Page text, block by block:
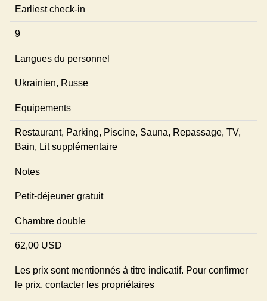
Earliest check-in
9
Langues du personnel
Ukrainien, Russe
Equipements
Restaurant, Parking, Piscine, Sauna, Repassage, TV,
Bain, Lit supplémentaire
Notes
Petit-déjeuner gratuit
Chambre double
62,00 USD
Les prix sont mentionnés à titre indicatif. Pour confirmer
le prix, contacter les propriétaires